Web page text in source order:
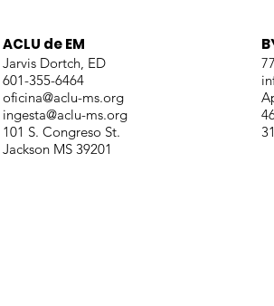
ACLU de EM
Jarvis Dortch, ED
601-355-6464
oficina@aclu-ms.org
ingesta@aclu-ms.org
101 S. Congreso St.
Jackson MS 39201